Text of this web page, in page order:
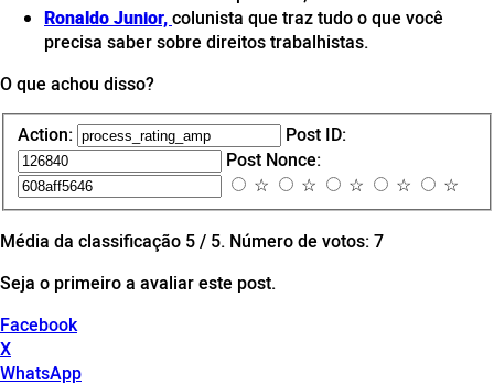
Ronaldo Junior,colunista que traz tudo o que você
precisa saber sobre direitos trabalhistas.
O que achou disso?
Action:
Post ID:
Post Nonce:
☆
☆ ☆ ☆ ☆
Média da classificação 5/ 5. Número de votos:7
Seja o primeiro a avaliar este post.
Facebook
X
WhatsApp